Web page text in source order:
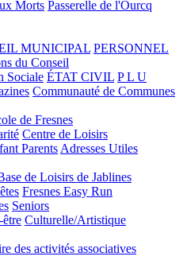
Morts Passerelle de l'Ourcq
MUNICIPAL PERSONNEL
du Conseil
Sociale ÉTAT CIVIL P L U
Communauté de Communes
de Fresnes
Centre de Loisirs
ParentsAdresses Utiles
de Loisirs de Jablines
Fresnes Easy Run
Seniors
Culturelle/Artistique
des activités associatives